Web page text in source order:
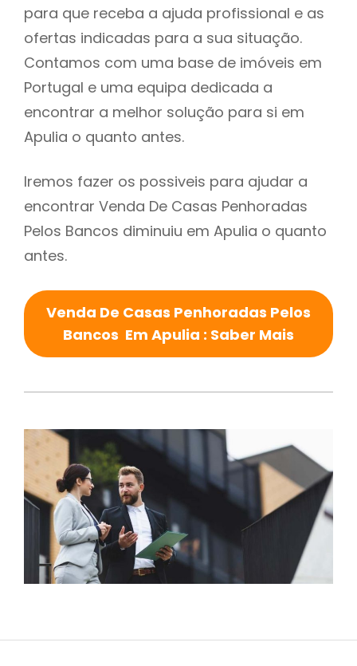
para que receba a ajuda profissional e as
ofertas indicadas para a sua situação.
Contamos com uma base de imóveis em
Portugal e uma equipa dedicada a
encontrar a melhor solução para si em
Apulia o quanto antes.
Iremos fazer os possiveis para ajudar a
encontrar Venda De Casas Penhoradas
Pelos Bancos diminuiu em Apulia o quanto
antes.
Venda De Casas Penhoradas Pelos
Bancos Em Apulia : Saber Mais